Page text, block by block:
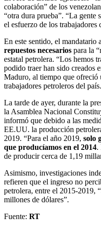
colaboración” de los
“otra dura prueba”. “La gente
el esfuerzo de los
En este sentido, el mandatario
repuestos necesarios para la
estatal petrolera. “Los hemos
podido traer han sido creados
Maduro, al tiempo que ofreció
trabajadores petroleros del país.
La tarde de ayer, durante la
la Asamblea Nacional
informó que debido a las
EE.UU. la producción
2019. “Para el año 2019, solo
que producíamos en el 2014.
de producir cerca de 1,19
Asimismo, investigaciones
refieren que el ingreso no
petrolera, entre el 2015-2019,
millones de dólares”.
Fuente: RT